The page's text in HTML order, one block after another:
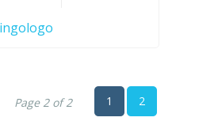
Page 2 of 2 1 2